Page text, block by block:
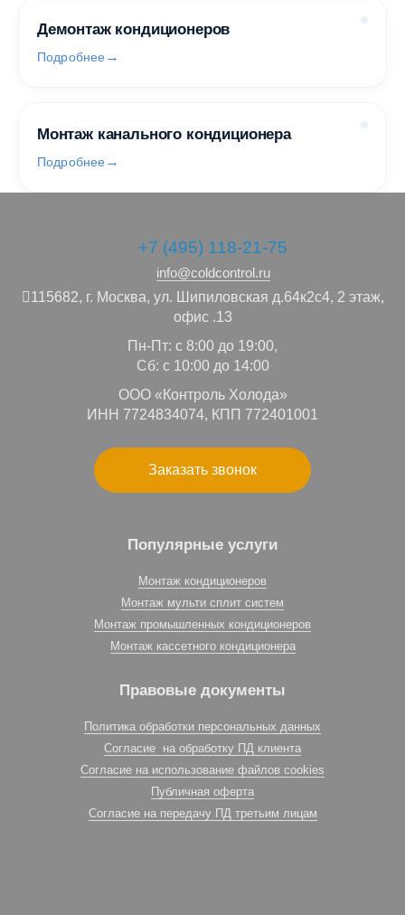
Демонтаж кондиционеров
Подробнее
Монтаж канального кондиционера
Подробнее
+7 (495) 118-21-75
info@coldcontrol.ru
115682, г. Москва, ул. Шипиловская д.64к2с4, 2 этаж,
офис .13
Пн-Пт: с 8:00 до 19:00,
Сб: с 10:00 до 14:00
ООО «Контроль Холода»
ИНН 7724834074, КПП 772401001
Заказать звонок
Популярные услуги
Монтаж кондиционеров
Монтаж мульти сплит систем
Монтаж промышленных кондиционеров
Монтаж кассетного кондиционера
Правовые документы
Политика обработки персональных данных
Согласие на обработку ПД клиента
Согласие на использование файлов cookies
Публичная оферта
Согласие на передачу ПД третьим лицам